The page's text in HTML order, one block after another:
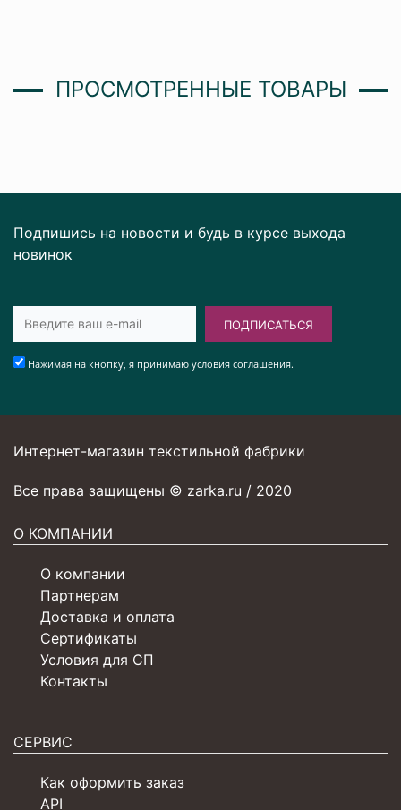
ПРОСМОТРЕННЫЕ ТОВАРЫ
Подпишись на новости и будь в курсе выхода
новинок
ПОДПИСАТЬСЯ
Нажимая на кнопку, я принимаю условия соглашения.
Интернет-магазин текстильной фабрики
Все права защищены © zarka.ru / 2020
О КОМПАНИИ
О компании
Партнерам
Доставка и оплата
Сертификаты
Условия для СП
Контакты
СЕРВИС
Как оформить заказ
API